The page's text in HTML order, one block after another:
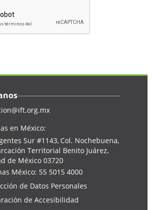
en México:
Sur #1143, Col. Nochebuena,
Territorial Benito Juárez,
de México 03720
México: 55 5015 4000
de Datos Personales
de Accesibilidad